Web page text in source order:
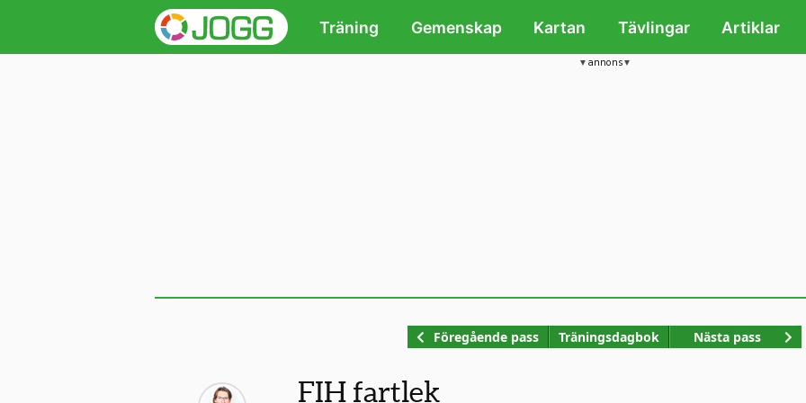
Träning Gemenskap Kartan Tävlingar Artiklar
annons
Föregående pass Träningsdagbok Nästa pass
FIH fartlek